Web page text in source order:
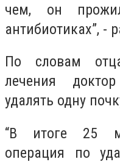
чем, он
антибиотиках”, -
По словам
лечения
удалять одну
“В итоге 25
операция по